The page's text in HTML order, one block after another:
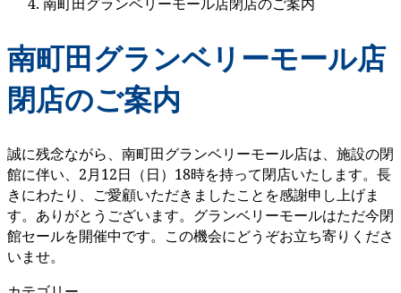
南町田グランベリーモール店
閉店のご案内
誠に残念ながら、南町田グランベリーモール店は、施設の閉
館に伴い、2月12日（日）18時を持って閉店いたします。長
きにわたり、ご愛顧いただきましたことを感謝申し上げま
す。ありがとうございます。グランベリーモールはただ今閉
館セールを開催中です。この機会にどうぞお立ち寄りくださ
いませ。